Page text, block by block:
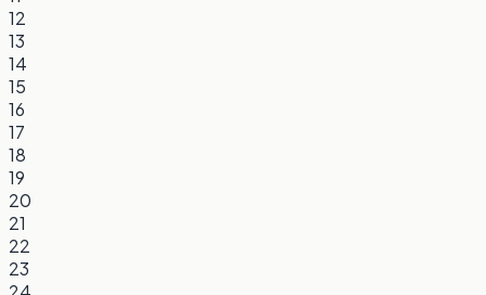
12
13
14
15
16
17
18
19
20
21
22
23